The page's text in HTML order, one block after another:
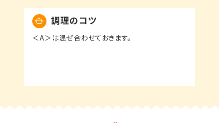
調理のコツ
＜A＞は混ぜ合わせておきます。